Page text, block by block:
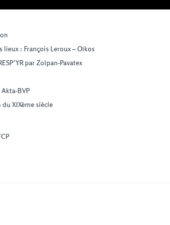
: François Leroux – Oïkos
par Zolpan-Pavatex
BVP
XIXème siècle